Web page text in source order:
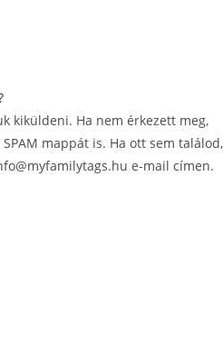
kiküldeni. Ha nem érkezett meg,
mappát is. Ha ott sem találod,
e-mail címen.